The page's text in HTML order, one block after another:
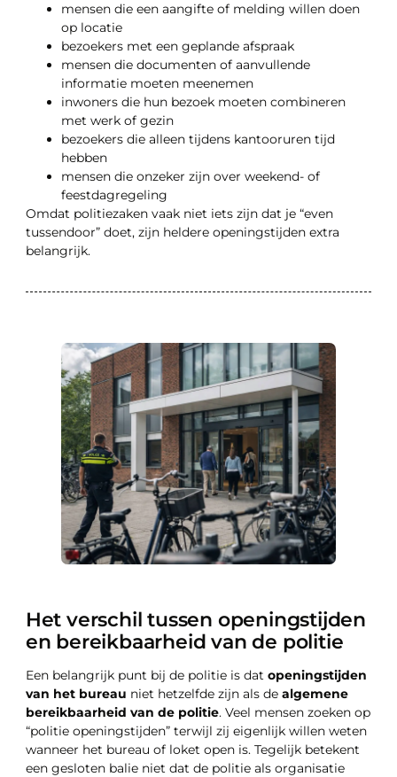
mensen die een aangifte of melding willen doen
op locatie
bezoekers met een geplande afspraak
mensen die documenten of aanvullende
informatie moeten meenemen
inwoners die hun bezoek moeten combineren
met werk of gezin
bezoekers die alleen tijdens kantooruren tijd
hebben
mensen die onzeker zijn over weekend- of
feestdagregeling
Omdat politiezaken vaak niet iets zijn dat je “even
tussendoor” doet, zijn heldere openingstijden extra
belangrijk.
Het verschil tussen openingstijden
en bereikbaarheid van de politie
Een belangrijk punt bij de politie is dat openingstijden
van het bureau niet hetzelfde zijn als de algemene
bereikbaarheid van de politie. Veel mensen zoeken op
“politie openingstijden” terwijl zij eigenlijk willen weten
wanneer het bureau of loket open is. Tegelijk betekent
een gesloten balie niet dat de politie als organisatie